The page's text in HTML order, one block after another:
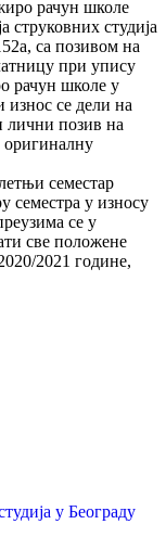
рачун школе
струковних студија
са позивом на
при упису
рачун школе у
износ се дели на
лични позив на
оригиналну
семестар
семестра у износу
се у
све положене
2021 године,